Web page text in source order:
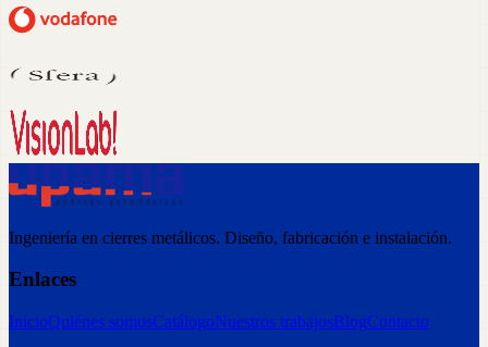
Ingeniería en cierres metálicos. Diseño, fabricación e instalación.
Enlaces
InicioQuiénes somosCatálogoNuestros trabajosBlogContacto